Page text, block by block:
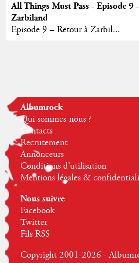
All Things Must Pass - Episode 9
Zarbiland
Episode 9 – Retour à Zarbil...
Albumrock
Qui sommes-nous ?
Contacts
Recrutement
Annonceurs
Conditions d'utilisation
Mentions légales &
Nous suivre
Facebook
Twitter
Fils RSS
Copyright 2001-2026 -